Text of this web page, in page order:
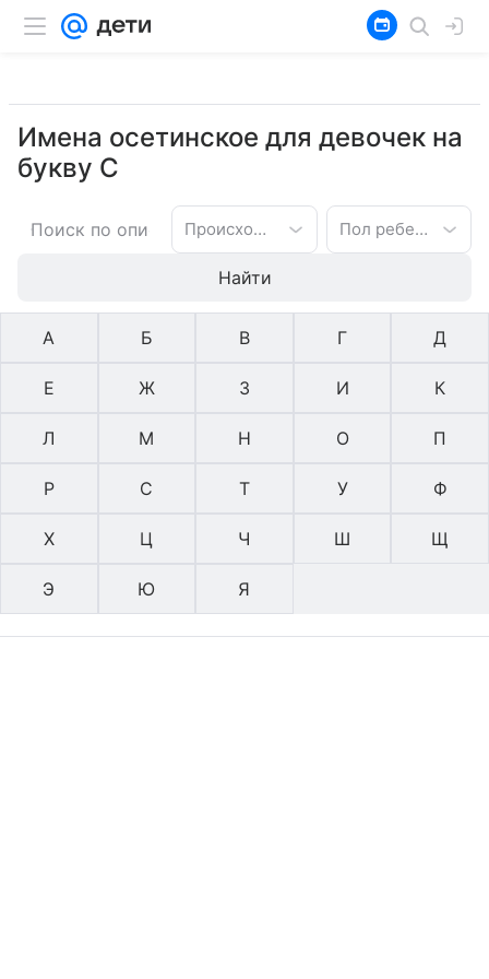
Имена осетинское для девочек на
букву С
Происхождение имени Пол ребенка
Найти
А Б В Г Д
Е Ж З И К
Л М Н О П
Р С Т У Ф
Х Ц Ч Ш Щ
Э Ю Я